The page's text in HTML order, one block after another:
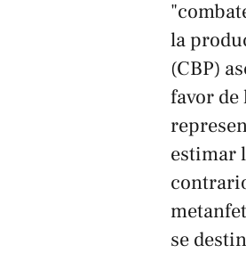
la
(CBP)
favor
estimar
se